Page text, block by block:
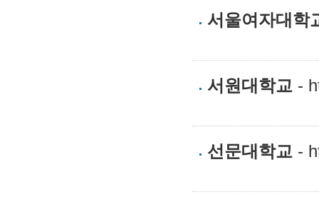
서울여자대학
서원대학교 -
선문대학교 -